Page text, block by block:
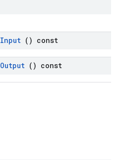
Input () const
Output () const